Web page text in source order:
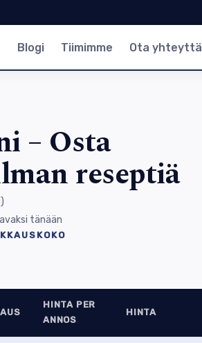
Blogi Tiimimme Ota yhteyttä
– Osta
reseptiä
)
tänään
HINTA PER
ANNOS
HINTA